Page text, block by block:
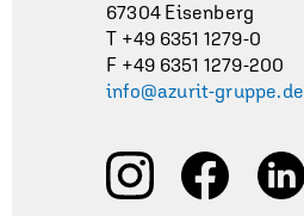
67304 Eisenberg
T +49 6351 1279-0
F +49 6351 1279-200
info@azurit-gruppe.de